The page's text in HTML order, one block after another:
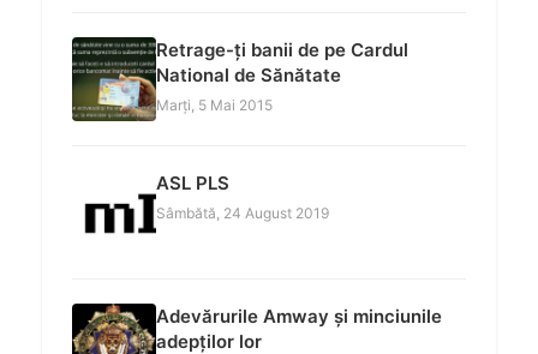
Retrage-ți banii de pe Cardul
National de Sănătate
Marți, 5 Mai 2015
ASL PLS
Sâmbătă, 24 August 2019
Adevărurile Amway și minciunile
adepților lor